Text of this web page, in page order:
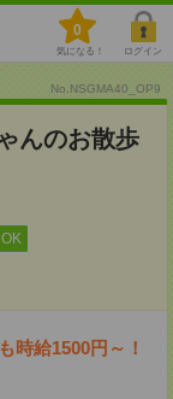
0
気になる！ ログイン
No.NSGMA40_OP9
んのお散歩
給1500円～！